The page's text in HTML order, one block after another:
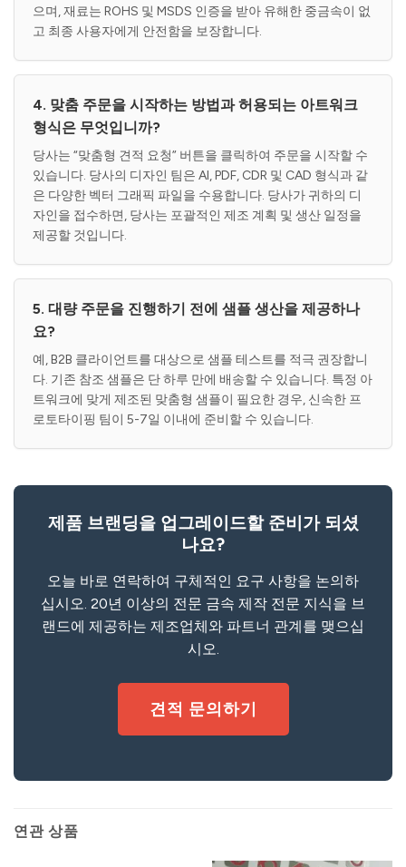
으며, 재료는 ROHS 및 MSDS 인증을 받아 유해한 중금속이 없
고 최종 사용자에게 안전함을 보장합니다.
4. 맞춤 주문을 시작하는 방법과 허용되는 아트워크
형식은 무엇입니까?
당사는 “맞춤형 견적 요청” 버튼을 클릭하여 주문을 시작할 수
있습니다. 당사의 디자인 팀은 AI, PDF, CDR 및 CAD 형식과 같
은 다양한 벡터 그래픽 파일을 수용합니다. 당사가 귀하의 디
자인을 접수하면, 당사는 포괄적인 제조 계획 및 생산 일정을
제공할 것입니다.
5. 대량 주문을 진행하기 전에 샘플 생산을 제공하나
요?
예, B2B 클라이언트를 대상으로 샘플 테스트를 적극 권장합니
다. 기존 참조 샘플은 단 하루 만에 배송할 수 있습니다. 특정 아
트워크에 맞게 제조된 맞춤형 샘플이 필요한 경우, 신속한 프
로토타이핑 팀이 5-7일 이내에 준비할 수 있습니다.
제품 브랜딩을 업그레이드할 준비가 되셨
나요?
오늘 바로 연락하여 구체적인 요구 사항을 논의하
십시오. 20년 이상의 전문 금속 제작 전문 지식을 브
랜드에 제공하는 제조업체와 파트너 관계를 맺으십
시오.
견적 문의하기
연관 상품